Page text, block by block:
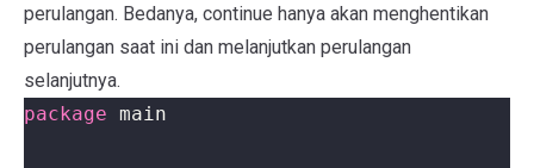
perulangan. Bedanya, continue hanya akan menghentikan
perulangan saat ini dan melanjutkan perulangan
selanjutnya.
package main